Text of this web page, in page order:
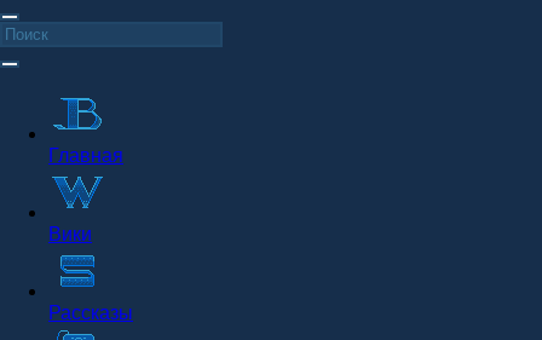
Главная
Вики
Рассказы